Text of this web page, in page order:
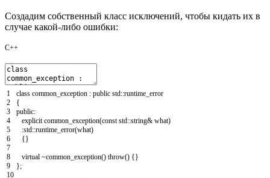
Создадим собственный класс исключений, чтобы кидать их в
случае какой-либо ошибки:
C++
1
2
3
4
5
6
7
8
9
10
class common_exception : public std::runtime_error
{
public:
explicit common_exception(const std::string& what)
:std::runtime_error(what)
{}
virtual ~common_exception() throw() {}
};